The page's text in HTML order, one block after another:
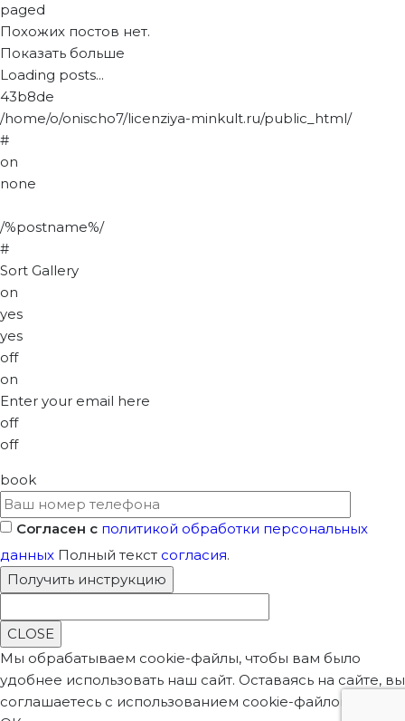
paged
Похожих постов нет.
Показать больше
Loading posts...
43b8de
/home/o/onischo7/licenziya-minkult.ru/public_html/
#
on
none
/%postname%/
#
Sort Gallery
on
yes
yes
off
on
Enter your email here
off
off
book
Согласен с политикой обработки персональных
данных Полный текст согласия.
CLOSE
Мы обрабатываем cookie-файлы, чтобы вам было
удобнее использовать наш сайт. Оставаясь на сайте, вы
соглашаетесь с использованием cookie-файлов.